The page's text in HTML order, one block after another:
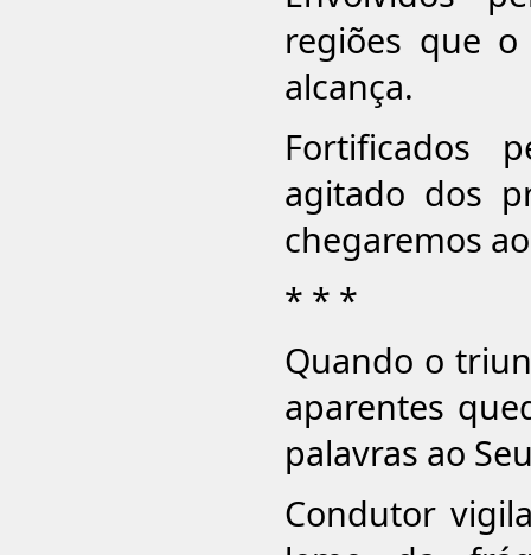
regiões que
alcança.
Fortificados
agitado dos
chegaremos
* * *
Quando o
aparentes
palavras ao
Condutor